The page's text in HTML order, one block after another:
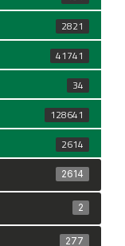
2821
41741
34
128641
2614
2614
2
277